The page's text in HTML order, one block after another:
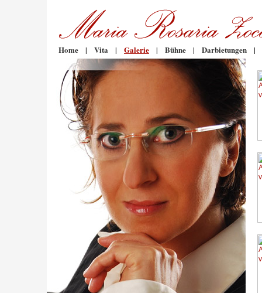
Home | Vita | Galerie | Bühne | Darbietungen |